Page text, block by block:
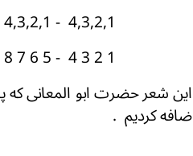
این شعر حضرت ابو المعانی که
ضافه کردیم .